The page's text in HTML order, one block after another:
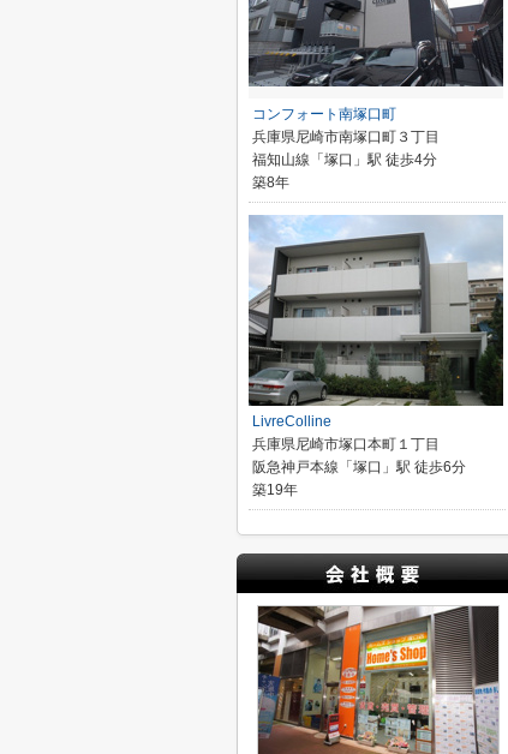
コンフォート南塚口町
兵庫県尼崎市南塚口町３丁目
福知山線「塚口」駅 徒歩4分
築8年
LivreColline
兵庫県尼崎市塚口本町１丁目
阪急神戸本線「塚口」駅 徒歩6分
築19年